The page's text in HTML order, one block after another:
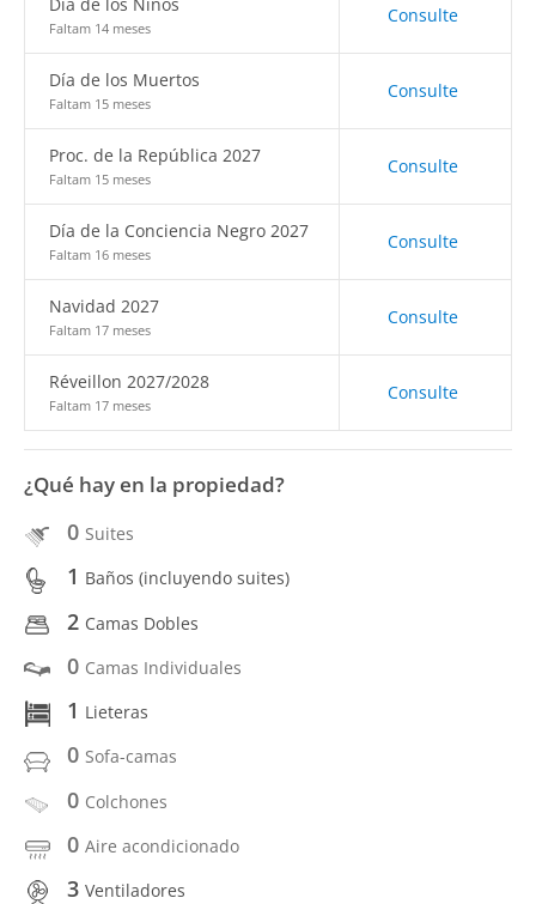
Faltam 14 meses
Consulte
Día de los Muertos
Faltam 15 meses
Consulte
Proc. de la República 2027
Faltam 15 meses
Consulte
Día de la Conciencia Negro 2027
Faltam 16 meses
Consulte
Navidad 2027
Faltam 17 meses
Consulte
Réveillon 2027/2028
Faltam 17 meses
Consulte
¿Qué hay en la propiedad?
0 Suites
1 Baños (incluyendo suites)
2 Camas Dobles
0 Camas Individuales
1 Lieteras
0 Sofa-camas
0 Colchones
0 Aire acondicionado
3 Ventiladores